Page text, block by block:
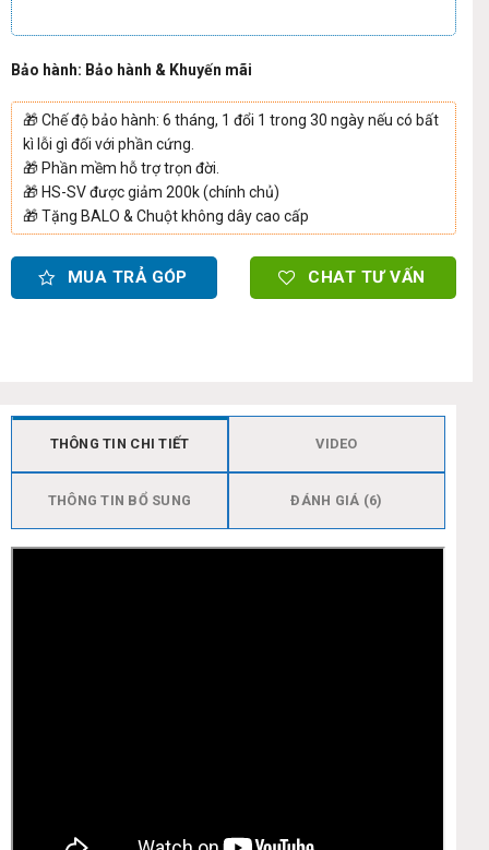
Bảo hành: Bảo hành & Khuyến mãi
🎁Chế độ bảo hành: 6 tháng, 1 đổi 1 trong 30 ngày nếu có bất
kì lỗi gì đối với phần cứng.
🎁 Phần mềm hỗ trợ trọn đời.
🎁 HS-SV được giảm 200k (chính chủ)
🎁Tặng BALO & Chuột không dây cao cấp
MUA TRẢ GÓP CHAT TƯ VẤN
THÔNG TIN CHI TIẾT VIDEO
THÔNG TIN BỔ SUNG ĐÁNH GIÁ (6)